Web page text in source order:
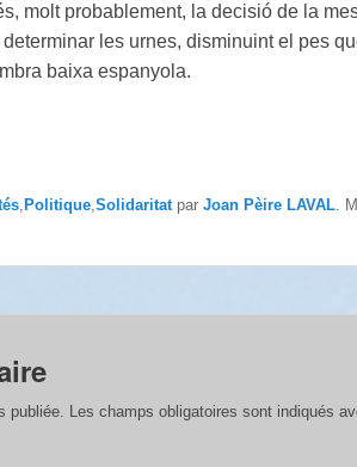
molt probablement, la decisió de la
les urnes, disminuint el pes
baixa espanyola.
, Politique,Solidaritatpar Joan Pèire LAVAL.
publiée. Les champs obligatoires sont indiqués